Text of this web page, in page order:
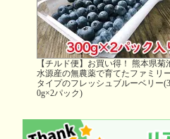
【チルド便】お買い得！ 熊本県菊
水源産の無農薬で育てたファミリ
タイプのフレッシュブルーベリー
0g×2パック)